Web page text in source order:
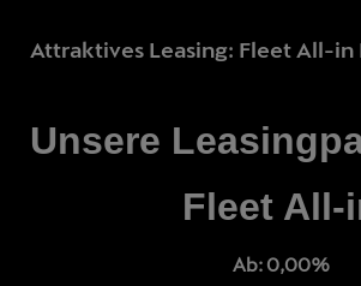
Attraktives Leasing: Fleet All-in
Unsere
Fleet All-
Ab: 0,00%